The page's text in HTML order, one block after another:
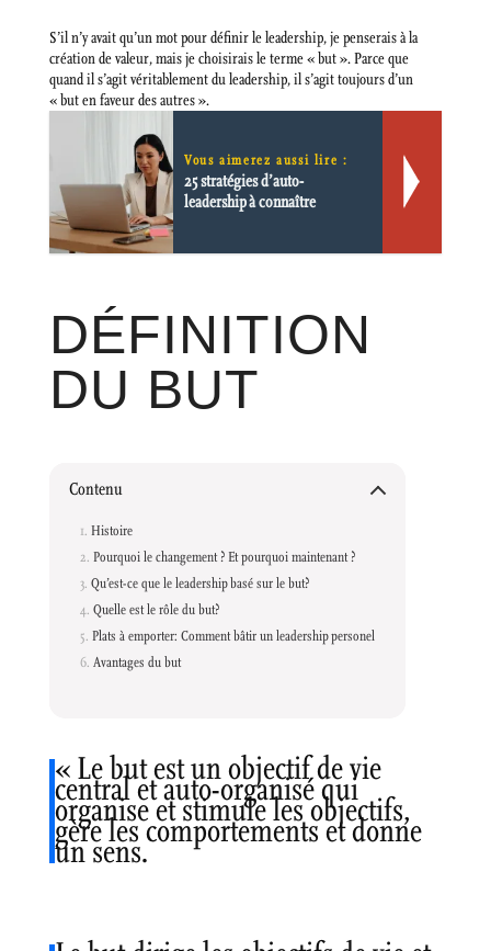
S’il n’y avait qu’un mot pour définir le leadership, je penserais à la
création de valeur, mais je choisirais le terme « but ». Parce que
quand il s’agit véritablement du leadership, il s’agit toujours d’un
« but en faveur des autres ».
Vous aimerez aussi lire :
25 stratégies d’auto-
leadership à connaître
DÉFINITION
DU BUT
Contenu
Histoire
Pourquoi le changement ? Et pourquoi maintenant ?
Qu’est-ce que le leadership basé sur le but?
Quelle est le rôle du but?
Plats à emporter: Comment bâtir un leadership personel
Avantages du but
« Le but est un objectif de vie
central et auto-organisé qui
organise et stimule les objectifs,
gère les comportements et donne
un sens.